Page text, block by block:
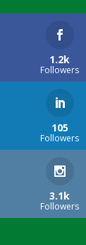
1.2k
Followers
105
Followers
3.1k
Followers